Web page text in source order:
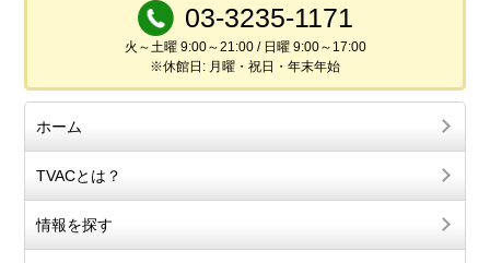
03-3235-1171
火～土曜 9:00～21:00 / 日曜 9:00～17:00
※休館日: 月曜・祝日・年末年始
ホーム
TVACとは？
情報を探す